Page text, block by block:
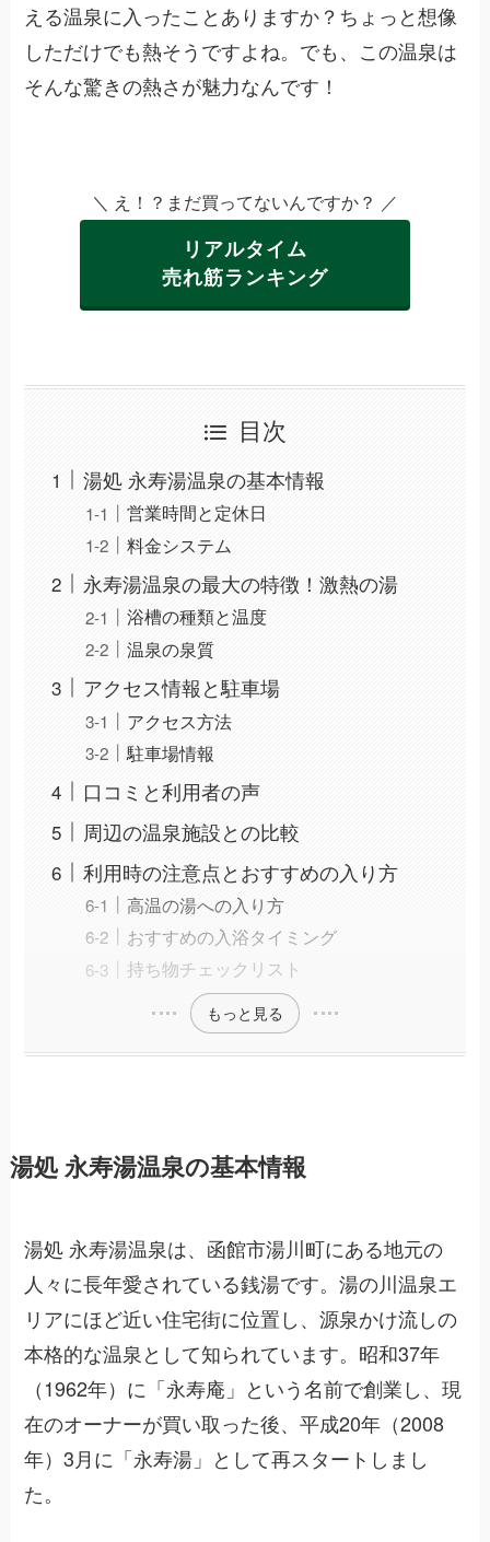
える温泉に入ったことありますか？ちょっと想像
しただけでも熱そうですよね。でも、この温泉は
そんな驚きの熱さが魅力なんです！
＼ え！？まだ買ってないんですか？ ／
リアルタイム
売れ筋ランキング
目次
湯処 永寿湯温泉の基本情報
営業時間と定休日
料金システム
永寿湯温泉の最大の特徴！激熱の湯
浴槽の種類と温度
温泉の泉質
アクセス情報と駐車場
アクセス方法
駐車場情報
口コミと利用者の声
周辺の温泉施設との比較
利用時の注意点とおすすめの入り方
高温の湯への入り方
おすすめの入浴タイミング
持ち物チェックリスト
もっと見る
湯処 永寿湯温泉の基本情報
湯処 永寿湯温泉は、函館市湯川町にある地元の
人々に長年愛されている銭湯です。湯の川温泉エ
リアにほど近い住宅街に位置し、源泉かけ流しの
本格的な温泉として知られています。昭和37年
（1962年）に「永寿庵」という名前で創業し、現
在のオーナーが買い取った後、平成20年（2008
年）3月に「永寿湯」として再スタートしまし
た。